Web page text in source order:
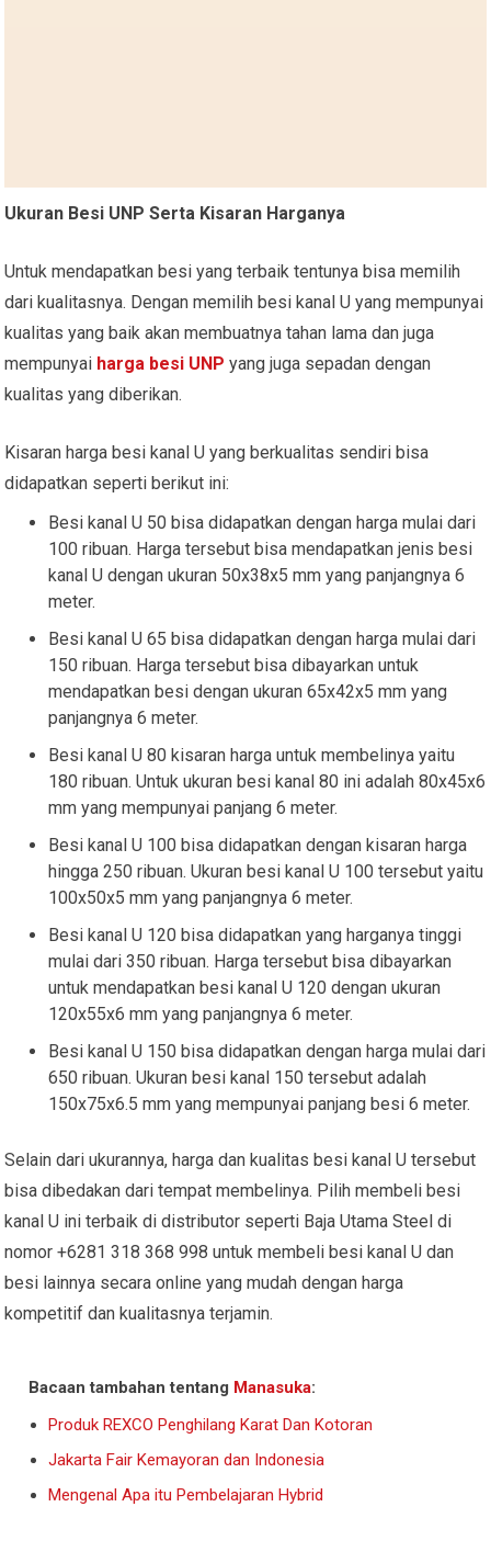
Ukuran Besi UNP Serta Kisaran Harganya
Untuk mendapatkan besi yang terbaik tentunya bisa memilih
dari kualitasnya. Dengan memilih besi kanal U yang mempunyai
kualitas yang baik akan membuatnya tahan lama dan juga
mempunyai harga besi UNPyang juga sepadan dengan
kualitas yang diberikan.
Kisaran harga besi kanal U yang berkualitas sendiri bisa
didapatkan seperti berikut ini:
Besi kanal U 50 bisa didapatkan dengan harga mulai dari
100 ribuan. Harga tersebut bisa mendapatkan jenis besi
kanal U dengan ukuran 50x38x5 mm yang panjangnya 6
meter.
Besi kanal U 65 bisa didapatkan dengan harga mulai dari
150 ribuan. Harga tersebut bisa dibayarkan untuk
mendapatkan besi dengan ukuran 65x42x5 mm yang
panjangnya 6 meter.
Besi kanal U 80 kisaran harga untuk membelinya yaitu
180 ribuan. Untuk ukuran besi kanal 80 ini adalah 80x45x6
mm yang mempunyai panjang 6 meter.
Besi kanal U 100 bisa didapatkan dengan kisaran harga
hingga 250 ribuan. Ukuran besi kanal U 100 tersebut yaitu
100x50x5 mm yang panjangnya 6 meter.
Besi kanal U 120 bisa didapatkan yang harganya tinggi
mulai dari 350 ribuan. Harga tersebut bisa dibayarkan
untuk mendapatkan besi kanal U 120 dengan ukuran
120x55x6 mm yang panjangnya 6 meter.
Besi kanal U 150 bisa didapatkan dengan harga mulai dari
650 ribuan. Ukuran besi kanal 150 tersebut adalah
150x75x6.5 mm yang mempunyai panjang besi 6 meter.
Selain dari ukurannya, harga dan kualitas besi kanal U tersebut
bisa dibedakan dari tempat membelinya. Pilih membeli besi
kanal U ini terbaik di distributor seperti Baja Utama Steel di
nomor +6281 318 368 998 untuk membeli besi kanal U dan
besi lainnya secara online yang mudah dengan harga
kompetitif dan kualitasnya terjamin.
Bacaan tambahan tentang Manasuka:
Produk REXCO Penghilang Karat Dan Kotoran
Jakarta Fair Kemayoran dan Indonesia
Mengenal Apa itu Pembelajaran Hybrid